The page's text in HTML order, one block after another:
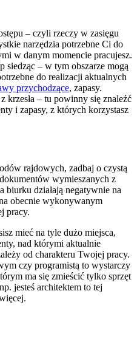
– czyli rzeczy w zasięgu
narzędzia potrzebne Ci do
w danym momencie pracujesz.
siedząc – w tym obszarze mogą
do realizacji aktualnych
przychodzące, zapasy.
krzesła – tu powinny się znaleźć
i zapasy, z których korzystasz
rajdowych, zadbaj o czystą
wymieszanych z
biurku działają negatywnie na
obecnie wykonywanym
pracy.
mieć na tyle dużo miejsca,
nad którymi aktualnie
od charakteru Twojej pracy.
czy programistą to wystarczy
ma się zmieścić tylko sprzęt
jesteś architektem to tej